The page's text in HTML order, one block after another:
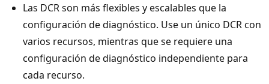
Las DCR son más flexibles y escalables que la
configuración de diagnóstico. Use un único DCR con
varios recursos, mientras que se requiere una
configuración de diagnóstico independiente para
cada recurso.